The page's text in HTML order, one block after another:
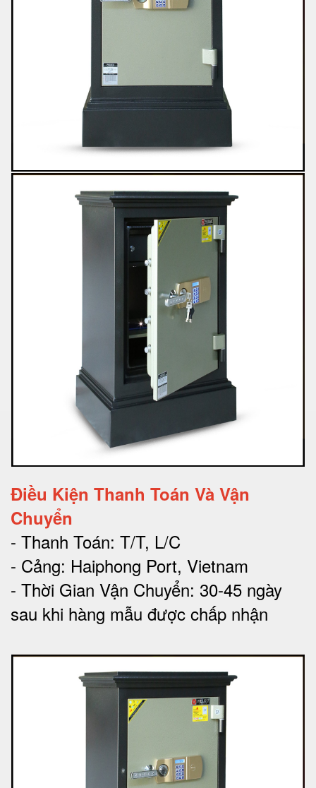
Điều Kiện Thanh Toán Và Vận
Chuyển
- Thanh Toán: T/T, L/C
- Cảng: Haiphong Port, Vietnam
- Thời Gian Vận Chuyển: 30-45 ngày
sau khi hàng mẫu được chấp nhận